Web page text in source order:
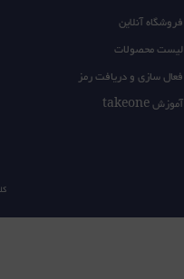
فروشگاه آنلاین
لیست محصولات
فعال سازی و دریافت رمز
آموزش takeone